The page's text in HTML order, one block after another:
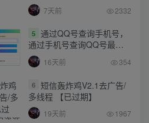
7天前 2332
5 通过QQ号查询手机号，
通过手机号查询QQ号最新
网站源码
16天前 354
6 短信轰炸鸡V2.1去广告/
多线程 【已过期】
19天前 1967